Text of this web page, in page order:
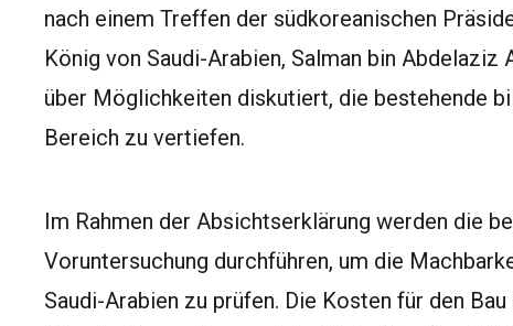
nach einem Treffen der südkoreanischen
König von Saudi-Arabien, Salman bin Abdelaziz
über Möglichkeiten diskutiert, die bestehende
Bereich zu vertiefen.
Im Rahmen der Absichtserklärung werden die
Voruntersuchung durchführen, um die
Saudi-Arabien zu prüfen. Die Kosten für den